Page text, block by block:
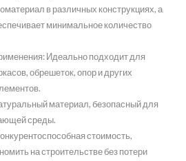
в различных конструкциях, а
минимальное количество
Идеально подходит для
обрешеток, опор и других
материал, безопасный для
среды.
стоимость,
на строительстве без потери